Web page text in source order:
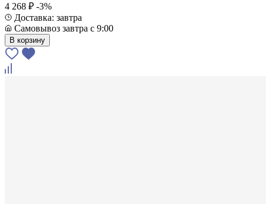
4 268 ₽ -3%
Доставка: завтра
Самовывоз завтра с 9:00
В корзину